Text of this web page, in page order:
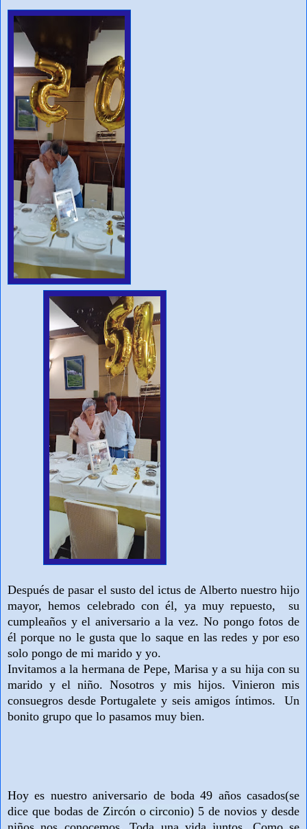
Después de pasar el susto del ictus de Alberto nuestro hijo
mayor, hemos celebrado con él, ya muy repuesto, su
cumpleaños y el aniversario a la vez. No pongo fotos de
él porque no le gusta que lo saque en las redes y por eso
solo pongo de mi marido y yo.
Invitamos a la hermana de Pepe, Marisa y a su hija con su
marido y el niño. Nosotros y mis hijos. Vinieron mis
consuegros desde Portugalete y seis amigos íntimos. Un
bonito grupo que lo pasamos muy bien.
Hoy es nuestro aniversario de boda 49 años casados(se
dice que bodas deZircón o circonio) 5 de novios y desde